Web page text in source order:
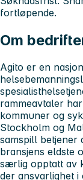
fortløpende.
Om
Agito er en
rammeavtaler
kommuner og
Stockholm og
samspill betjener
bransjens eldste
særlig opptatt av
der ansvarlighet